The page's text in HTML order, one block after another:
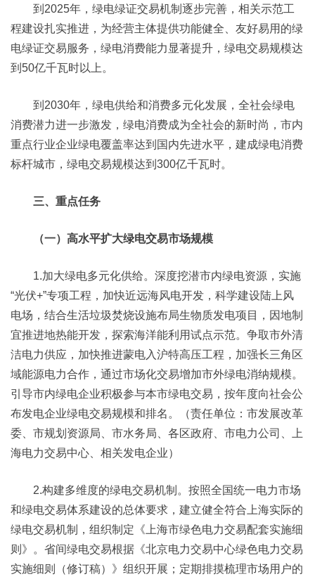
到2025年，绿电绿证交易机制逐步完善，相关示范工
程建设扎实推进，为经营主体提供功能健全、友好易用的绿
电绿证交易服务，绿电消费能力显著提升，绿电交易规模达
到50亿千瓦时以上。
到2030年，绿电供给和消费多元化发展，全社会绿电
消费潜力进一步激发，绿电消费成为全社会的新时尚，市内
重点行业企业绿电覆盖率达到国内先进水平，建成绿电消费
标杆城市，绿电交易规模达到300亿千瓦时。
三、重点任务
（一）高水平扩大绿电交易市场规模
1.加大绿电多元化供给。深度挖潜市内绿电资源，实施
“光伏+”专项工程，加快近远海风电开发，科学建设陆上风
电场，结合生活垃圾焚烧设施布局生物质发电项目，因地制
宜推进地热能开发，探索海洋能利用试点示范。争取市外清
洁电力供应，加快推进蒙电入沪特高压工程，加强长三角区
域能源电力合作，通过市场化交易增加市外绿电消纳规模。
引导市内绿电企业积极参与本市绿电交易，按年度向社会公
布发电企业绿电交易规模和排名。（责任单位：市发展改革
委、市规划资源局、市水务局、各区政府、市电力公司、上
海电力交易中心、相关发电企业）
2.构建多维度的绿电交易机制。按照全国统一电力市场
和绿电交易体系建设的总体要求，建立健全符合上海实际的
绿电交易机制，组织制定《上海市绿色电力交易配套实施细
则》。省间绿电交易根据《北京电力交易中心绿色电力交易
实施细则（修订稿）》组织开展；定期排摸梳理市场用户的